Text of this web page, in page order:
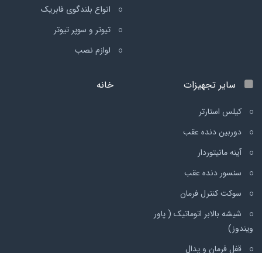
انواع بلندگوی فابریک
تیوتر و سوپر تیوتر
لوازم نصب
سایر تجهیزات
کیلس استارتر
دوربین دنده عقب
آینه مانیتوردار
سنسور دنده عقب
سوکت کنترل فرمان
شیشه بالابر اتوماتیک ( پاور
ویندوز)
قفل فرمان و پدال
خانه